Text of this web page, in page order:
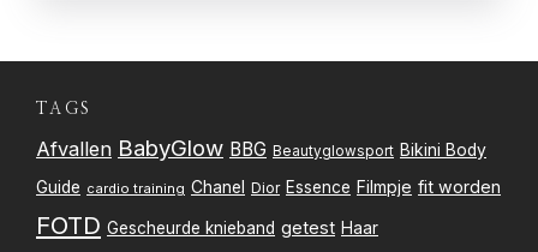
TAGS
Afvallen BabyGlow BBG Beautyglowsport Bikini Body
Guide cardio training Chanel Dior Essence Filmpje fit worden
FOTD Gescheurde knieband getest Haar